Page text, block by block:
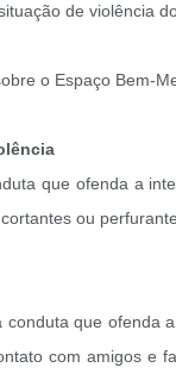
de violência
o Espaço Bem-
que ofenda a
ou
conduta que ofenda
com amigos e